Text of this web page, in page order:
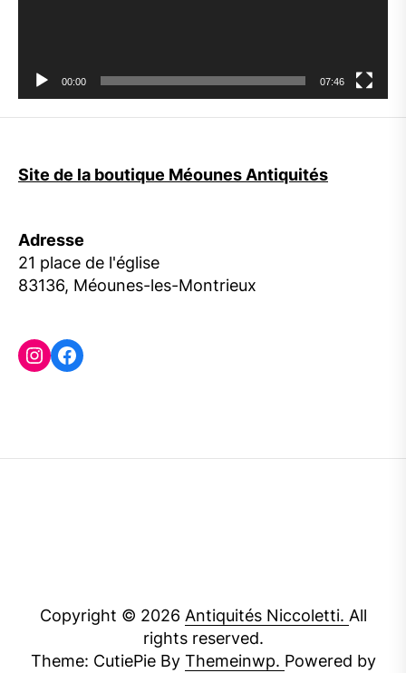
00:00 07:46
Site de la boutique Méounes Antiquités
Adresse
21 place de l'église
83136, Méounes-les-Montrieux
Instagram
Facebook
Copyright © 2026 Antiquités Niccoletti. All
rights reserved.
Theme: CutiePie By Themeinwp. Powered by